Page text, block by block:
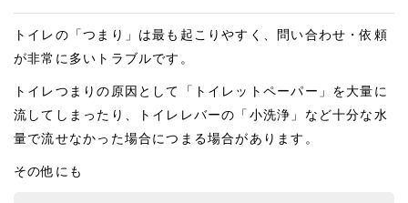
トイレの「つまり」は最も起こりやすく、問い合わせ・依頼
が非常に多いトラブルです。
トイレつまりの原因として「トイレットペーパー」を大量に
流してしまったり、トイレレバーの「小洗浄」など十分な水
量で流せなかった場合につまる場合があります。
その他にも